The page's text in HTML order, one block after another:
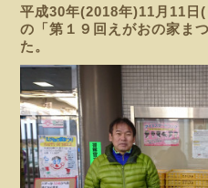
平成30年(2018年)11月11日
の「第１９回えがおの家ま
た。